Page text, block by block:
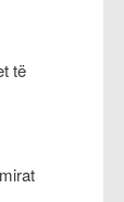
të